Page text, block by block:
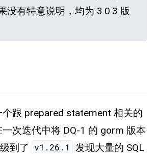
没有特意说明，均为 3.0.3 版
个跟 prepared statement 相关的
次迭代中将 DQ-1 的 gorm 版本
到了 v1.26.1
发现大量的 SQL